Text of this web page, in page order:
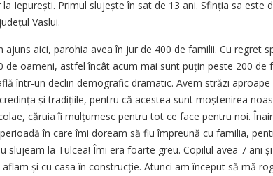
Iepurești. Primul slujește în sat de 13 ani. Sfinția sa este
Vaslui.
ajuns aici, parohia avea în jur de 400 de familii. Cu regret
de oameni, astfel încât acum mai sunt puțin peste 200
într-un declin demografic dramatic. Avem străzi
și tradițiile, pentru că acestea sunt moștenirea
căruia îi mulțu­mesc pentru tot ce face pentru noi.
în care îmi doream să fiu împreună cu familia,
slujeam la Tulcea! Îmi era foarte greu. Copilul avea 7 ani
aflam și cu casa în construc­ție. Atunci am început să mă